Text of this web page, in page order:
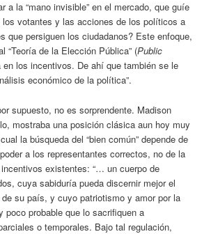
a la “mano invisible” en el mercado, que guíe
votantes y las acciones de los políticos a
que persiguen los ciudadanos? Este enfoque,
“Teoría de la Elección Pública” (Public
en los incentivos. De ahí que también se le
económico de la política”.
supuesto, no es sorprendente. Madison
mostraba una posición clásica aun hoy muy
la búsqueda del “bien común” depende de
a los representantes correctos, no de la
existentes: “… un cuerpo de
cuya sabiduría pueda discernir mejor el
su país, y cuyo patriotismo y amor por la
poco probable que lo sacrifiquen a
o temporales. Bajo tal regulación,